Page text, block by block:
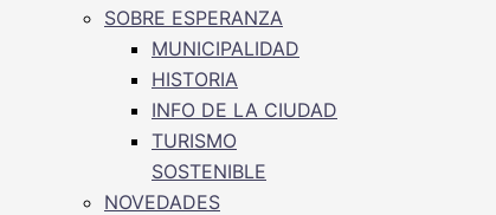
SOBRE ESPERANZA
MUNICIPALIDAD
HISTORIA
INFO DE LA CIUDAD
TURISMO
SOSTENIBLE
NOVEDADES